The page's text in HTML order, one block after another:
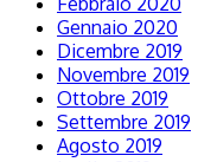
Gennaio 2020
Dicembre 2019
Novembre 2019
Ottobre 2019
Settembre 2019
Agosto 2019